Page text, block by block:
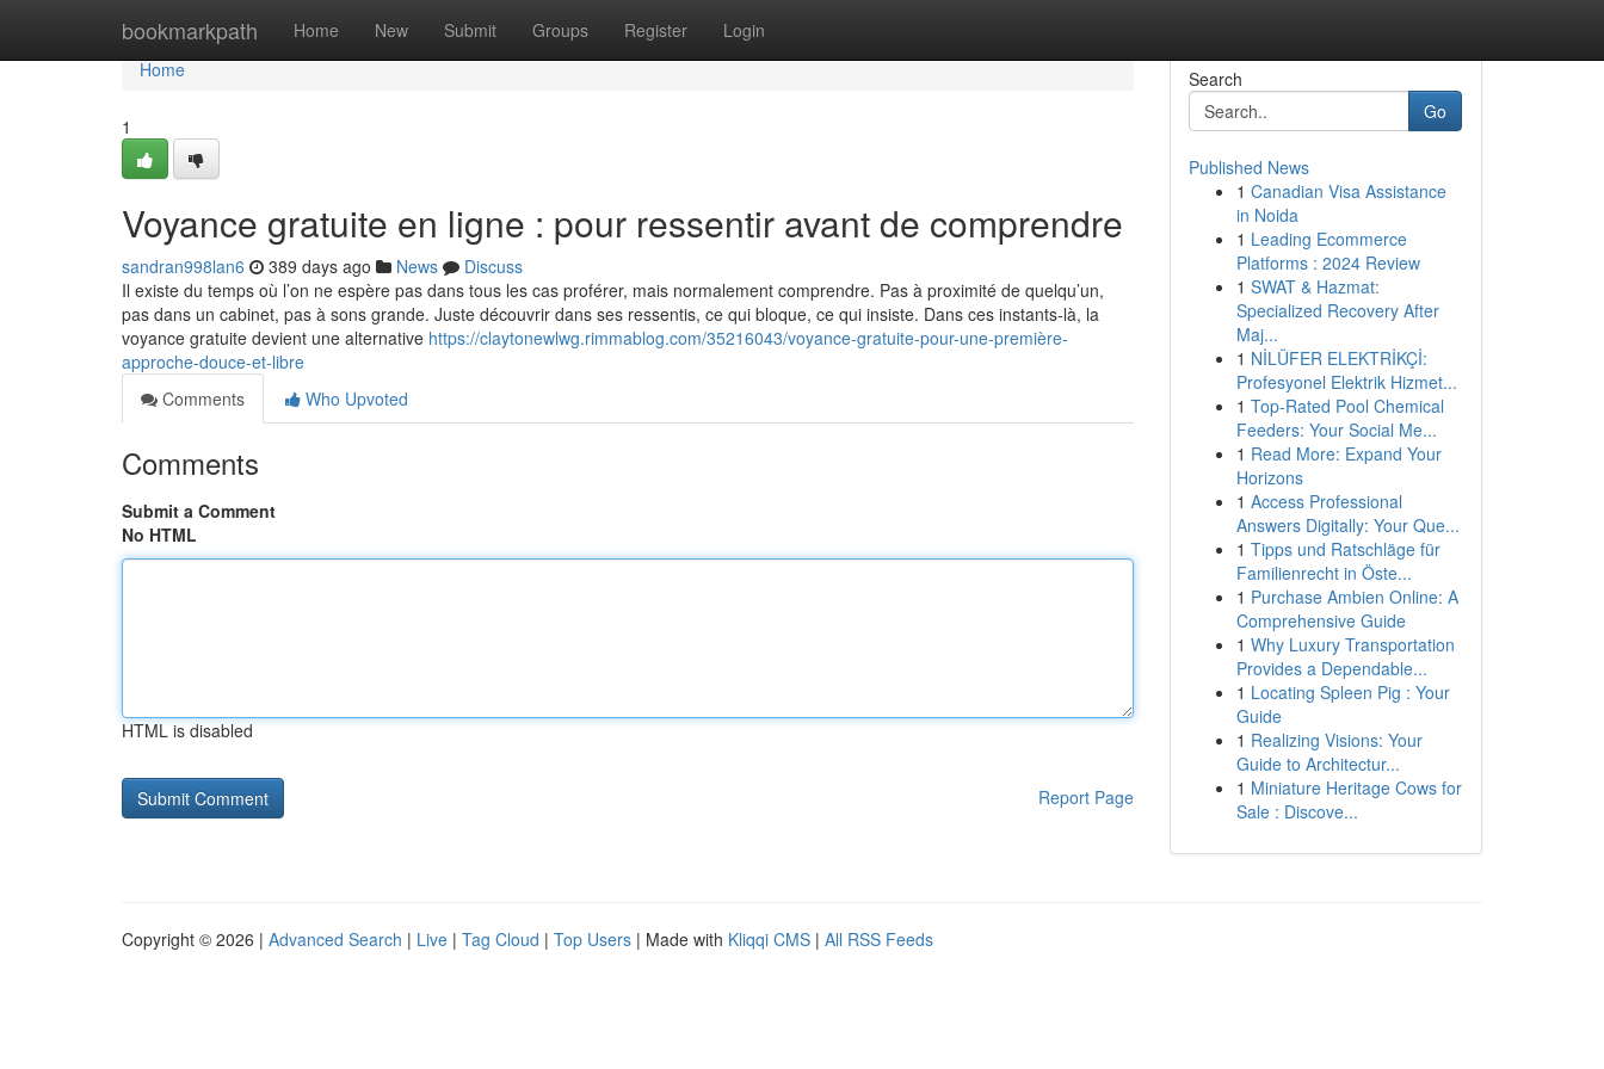
bookmarkpath Home New Submit Groups Register Login
Home
Home
1
Voyance gratuite en ligne : pour ressentir avant de comprendre
sandran998lan6 389 days ago News
Discuss
Il existe du temps où l’on ne espère pas dans tous les cas proférer, mais normalement comprendre. Pas à proximité de quelqu’un,
pas dans un cabinet, pas à sons grande. Juste découvrir dans ses ressentis, ce qui bloque, ce qui insiste. Dans ces instants-là, la
voyance gratuite devient une alternative https://claytonewlwg.rimmablog.com/35216043/voyance-gratuite-pour-une-première-
approche-douce-et-libre
Comments
Who Upvoted
Comments
Submit a Comment
No HTML
HTML is disabled
Report Page
Search
Go
Published News
1 Canadian Visa Assistance
in Noida
1 Leading Ecommerce
Platforms : 2024 Review
1 SWAT & Hazmat:
Specialized Recovery After
Maj...
1 NİLÜFER ELEKTRİKÇİ:
Profesyonel Elektrik Hizmet...
1 Top-Rated Pool Chemical
Feeders: Your Social Me...
1 Read More: Expand Your
Horizons
1 Access Professional
Answers Digitally: Your Que...
1 Tipps und Ratschläge für
Familienrecht in Öste...
1 Purchase Ambien Online: A
Comprehensive Guide
1 Why Luxury Transportation
Provides a Dependable...
1 Locating Spleen Pig : Your
Guide
1 Realizing Visions: Your
Guide to Architectur...
1 Miniature Heritage Cows for
Sale : Discove...
Copyright © 2026 | Advanced Search | Live | Tag Cloud | Top Users | Made with Kliqqi CMS | All RSS Feeds